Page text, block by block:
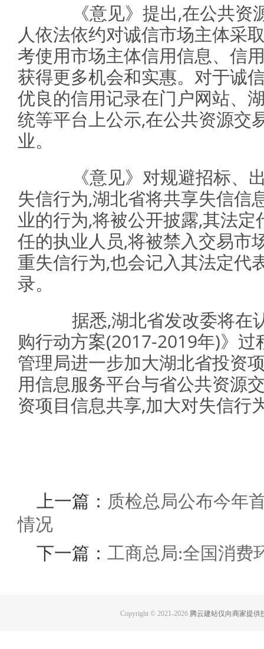
《意见》提出,在公共资
人依法依约对诚信市场主体采
考使用市场主体信用信息、信
获得更多机会和实惠。对于诚
优良的信用记录在门户网站、
统等平台上公示,在公共资源交
业。
《意见》对规避招标、出
失信行为,湖北省将共享失信信
业的行为,将被公开披露,其法
任的执业人员,将被禁入交易市
重失信行为,也会记入其法定代
录。
据悉,湖北省发改委将在
购行动方案(2017-2019年)》
管理局进一步加大湖北省投资
用信息服务平台与省公共资源
资项目信息共享,加大对失信行
上一篇： 质检总局公布今年
情况
下一篇： 工商总局:全国消费
Copyright © 2021-2026 腾云建站仅向商家提供